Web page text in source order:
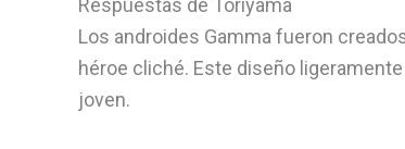
Los androides Gamma fueron
héroe cliché. Este diseño
joven.